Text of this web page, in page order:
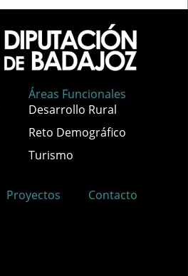
Áreas Funcionales
Desarrollo Rural
Reto Demográfico
Turismo
Proyectos Contacto